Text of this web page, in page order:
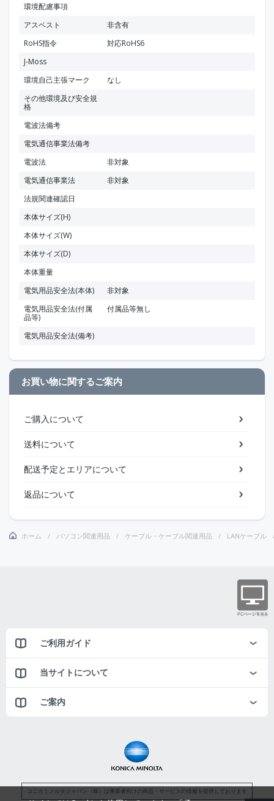
環境配慮事項
アスベスト
非含有
RoHS指令
対応RoHS6
J-Moss
環境自己主張マーク
なし
その他環境及び安全規
格
電波法備考
電気通信事業法備考
電波法
非対象
電気通信事業法
非対象
法規関連確認日
本体サイズ(H)
本体サイズ(W)
本体サイズ(D)
本体重量
電気用品安全法(本体)
非対象
電気用品安全法(付属
品等)
付属品等無し
電気用品安全法(備考)
お買い物に関するご案内
ご購入について
送料について
配送予定とエリアについて
返品について
ホーム パソコン関連用品 ケーブル・ケーブル関連用品 LANケーブル
ご利用ガイド
当サイトについて
ご案内
コニカミノルタジャパン（株）は事業者向けの商品・サービスの情報を提供しております